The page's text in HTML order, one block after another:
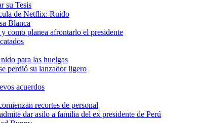
su Tesis
de Netflix: Ruido
Blanca
como planea afrontarlo el presidente
para las huelgas
perdió su lanzador ligero
acuerdos
recortes de personal
dar asilo a familia del ex presidente de Perú